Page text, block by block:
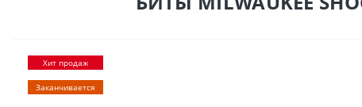
Хит продаж
Заканчивается